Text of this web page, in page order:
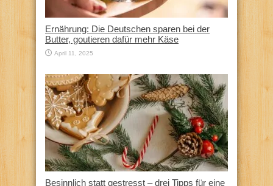
Ernährung: Die Deutschen sparen bei der
Butter, goutieren dafür mehr Käse
April 11, 2025
Besinnlich statt gestresst – drei Tipps für eine